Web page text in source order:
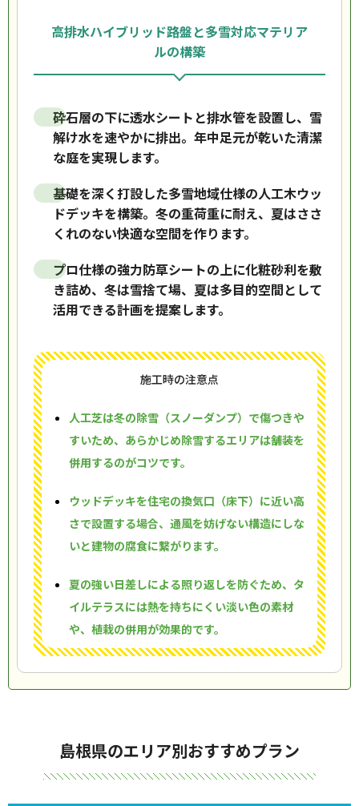
高排水ハイブリッド路盤と多雪対応マテリア
ルの構築
砕石層の下に透水シートと排水管を設置し、雪
解け水を速やかに排出。年中足元が乾いた清潔
な庭を実現します。
基礎を深く打設した多雪地域仕様の人工木ウッ
ドデッキを構築。冬の重荷重に耐え、夏はささ
くれのない快適な空間を作ります。
プロ仕様の強力防草シートの上に化粧砂利を敷
き詰め、冬は雪捨て場、夏は多目的空間として
活用できる計画を提案します。
施工時の注意点
人工芝は冬の除雪（スノーダンプ）で傷つきや
すいため、あらかじめ除雪するエリアは舗装を
併用するのがコツです。
ウッドデッキを住宅の換気口（床下）に近い高
さで設置する場合、通風を妨げない構造にしな
いと建物の腐食に繋がります。
夏の強い日差しによる照り返しを防ぐため、タ
イルテラスには熱を持ちにくい淡い色の素材
や、植栽の併用が効果的です。
島根県のエリア別おすすめプラン